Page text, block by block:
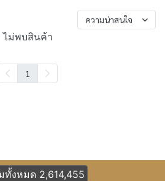
ความน่าสนใจ
ไม่พบสินค้า
1
ทั้งหมด 2,614,455